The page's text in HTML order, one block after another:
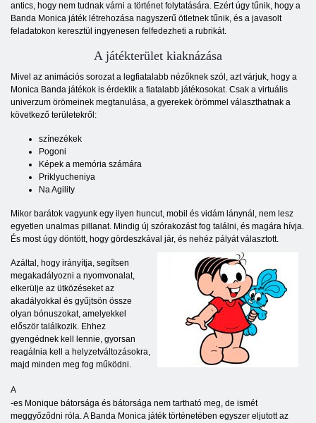
antics, hogy nem tudnak várni a történet folytatására. Ezért úgy tűnik, hogy a
Banda Monica játék létrehozása nagyszerű ötletnek tűnik, és a javasolt
feladatokon keresztül ingyenesen felfedezheti a rubrikát.
A játékterület kiaknázása
Mivel az animációs sorozat a legfiatalabb nézőknek szól, azt várjuk, hogy a
Monica Banda játékok is érdeklik a fiatalabb játékosokat. Csak a virtuális
univerzum örömeinek megtanulása, a gyerekek örömmel választhatnak a
következő területekről:
színezékek
Pogoni
Képek a memória számára
Priklyucheniya
Na Agility
Mikor barátok vagyunk egy ilyen huncut, mobil és vidám lánynál, nem lesz
egyetlen unalmas pillanat. Mindig új szórakozást fog találni, és magára hívja.
És most úgy döntött, hogy gördeszkával jár, és nehéz pályát választott.
Azáltal, hogy irányítja, segítsen
megakadályozni a nyomvonalat,
elkerülje az ütközéseket az
akadályokkal és gyűjtsön össze
olyan bónuszokat, amelyekkel
először találkozik. Ehhez
gyengédnek kell lennie, gyorsan
reagálnia kell a helyzetváltozásokra,
majd minden meg fog működni.
A
-es Monique bátorsága és bátorsága nem tartható meg, de ismét
meggyőződni róla. A Banda Monica játék történetében egyszer eljutott az